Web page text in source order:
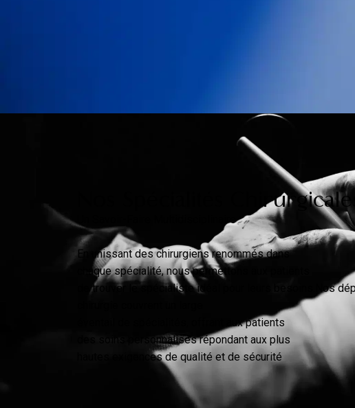
Nos Spécialités
Un Savoir-Faire Multidisciplinaire
En unissant des chirurgiens renommés dans
chaque spécialité, nous permettons aux patients
de trouver le spécialiste idéal pour leurs besoins.Nos
éventail de spécialités, offrant aux patients
des soins personnalisés répondant aux plus
hautes exigences de qualité et de sécurité